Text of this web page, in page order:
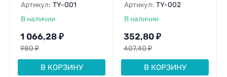
Артикул: TY-001
В наличии
1 066,28 ₽
980₽
В КОРЗИНУ
Артикул: TY-002
В наличии
352,80 ₽
407,40₽
В КОРЗИНУ